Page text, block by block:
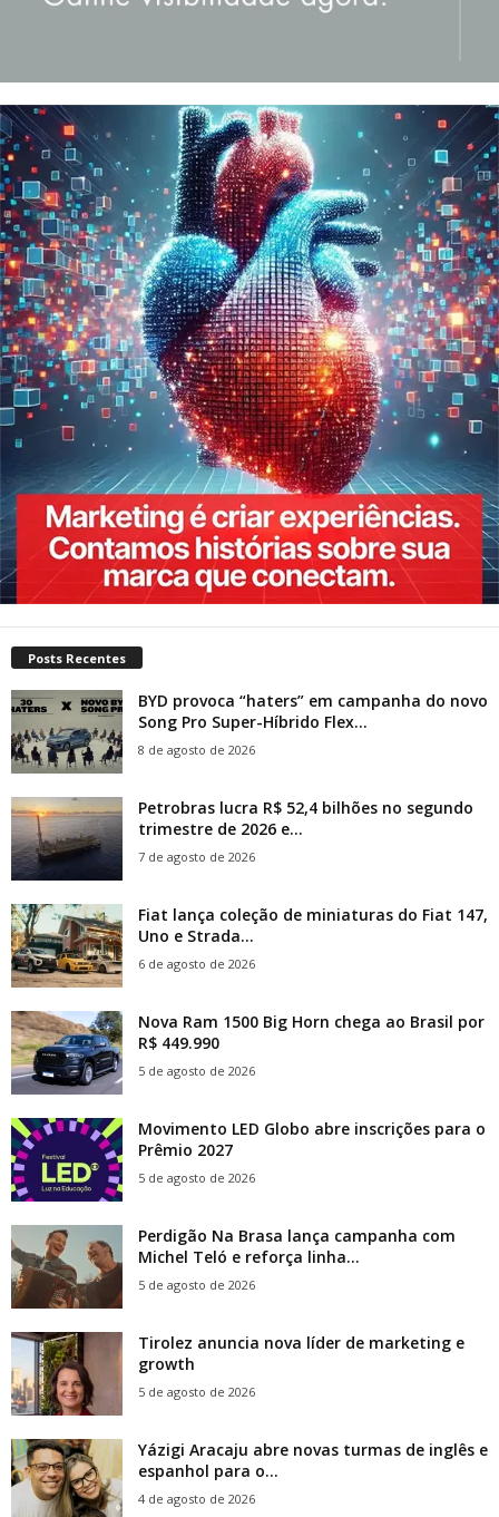
Posts Recentes
BYD provoca “haters” em campanha do novo
Song Pro Super-Híbrido Flex...
8 de agosto de 2026
Petrobras lucra R$ 52,4 bilhões no segundo
trimestre de 2026 e...
7 de agosto de 2026
Fiat lança coleção de miniaturas do Fiat 147,
Uno e Strada...
6 de agosto de 2026
Nova Ram 1500 Big Horn chega ao Brasil por
R$ 449.990
5 de agosto de 2026
Movimento LED Globo abre inscrições para o
Prêmio 2027
5 de agosto de 2026
Perdigão Na Brasa lança campanha com
Michel Teló e reforça linha...
5 de agosto de 2026
Tirolez anuncia nova líder de marketing e
growth
5 de agosto de 2026
Yázigi Aracaju abre novas turmas de inglês e
espanhol para o...
4 de agosto de 2026